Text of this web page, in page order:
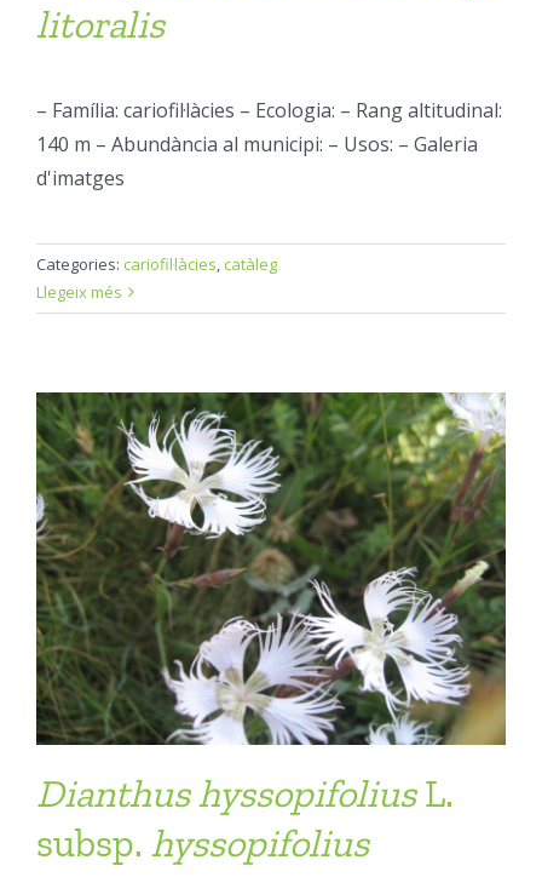
litoralis
– Família: cariofil·làcies – Ecologia: – Rang altitudinal:
140 m – Abundància al municipi: – Usos: – Galeria
d'imatges
Categories: cariofil·làcies catàleg
Llegeix més
Dianthus hyssopifoliusL.
subsp. hyssopifolius